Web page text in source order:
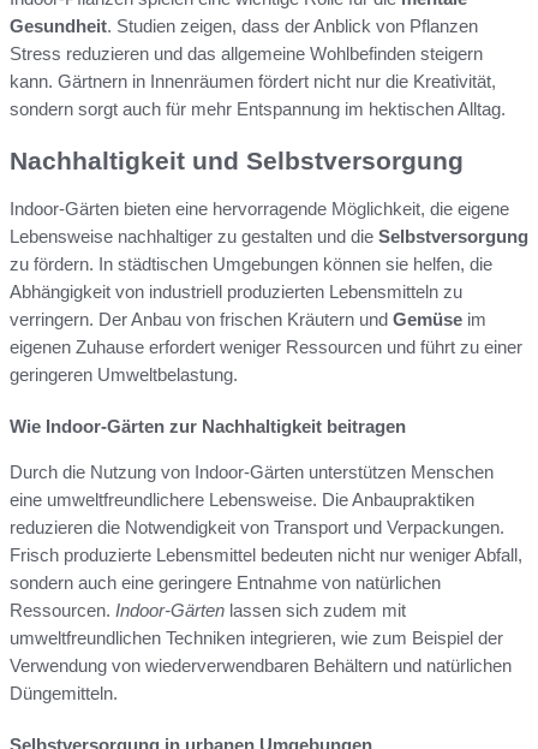
Gesundheit. Studien zeigen, dass der Anblick von Pflanzen
Stress reduzieren und das allgemeine Wohlbefinden steigern
kann. Gärtnern in Innenräumen fördert nicht nur die Kreativität,
sondern sorgt auch für mehr Entspannung im hektischen Alltag.
Nachhaltigkeit und Selbstversorgung
Indoor-Gärten bieten eine hervorragende Möglichkeit, die eigene
Lebensweise nachhaltiger zu gestalten und die Selbstversorgung
zu fördern. In städtischen Umgebungen können sie helfen, die
Abhängigkeit von industriell produzierten Lebensmitteln zu
verringern. Der Anbau von frischen Kräutern und Gemüse im
eigenen Zuhause erfordert weniger Ressourcen und führt zu einer
geringeren Umweltbelastung.
Wie Indoor-Gärten zur Nachhaltigkeit beitragen
Durch die Nutzung von Indoor-Gärten unterstützen Menschen
eine umweltfreundlichere Lebensweise. Die Anbaupraktiken
reduzieren die Notwendigkeit von Transport und Verpackungen.
Frisch produzierte Lebensmittel bedeuten nicht nur weniger Abfall,
sondern auch eine geringere Entnahme von natürlichen
Ressourcen. Indoor-Gärten lassen sich zudem mit
umweltfreundlichen Techniken integrieren, wie zum Beispiel der
Verwendung von wiederverwendbaren Behältern und natürlichen
Düngemitteln.